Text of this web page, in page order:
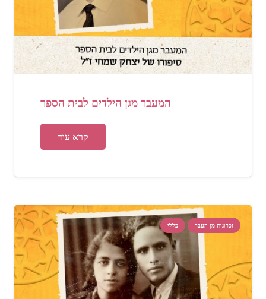
המעבר מגן הילדים לבית הספר
קרא עוד
זכרונות מן העבר כללי